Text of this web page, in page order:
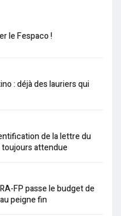
le Fespaco !
: déjà des lauriers qui
de la lettre du
toujours attendue
FP passe le budget de
peigne fin